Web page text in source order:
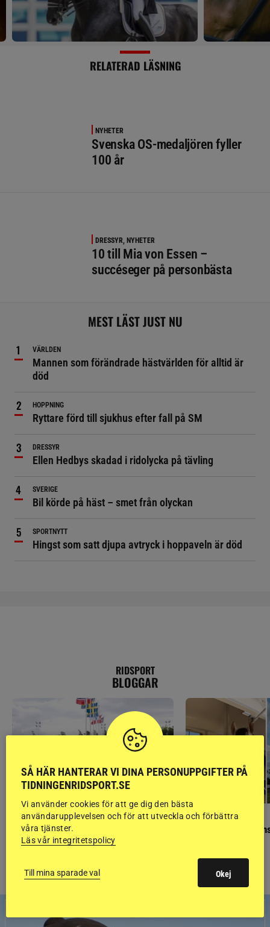
RELATERAD LÄSNING
NYHETER
Svenska OS-medaljören fyller
100 år
DRESSYR, NYHETER
10 till Mia von Essen –
succéseger på personbästa
MEST LÄST JUST NU
VÄRLDEN
Mannen som förändrade hästvärlden för alltid är
död
HOPPNING
Ryttare förd till sjukhus efter fall på SM
DRESSYR
Ellen Hedbys skadad i ridolycka på tävling
SVERIGE
Bil körde på häst – smet från olyckan
SPORTNYTT
Hingst som satt djupa avtryck i hoppaveln är död
RIDSPORT
BLOGGAR
GÄSTBLOGGEN
Finaldag med jubileumsutställning
GÄSTBLOGGEN
Så gick det på
SÅ HÄR HANTERAR VI DINA PERSONUPPGIFTER PÅ
TIDNINGENRIDSPORT.SE
Vi använder cookies för att ge dig den bästa
användarupplevelsen och för att utveckla och förbättra
våra tjänster.
Läs vår integritetspolicy
Till mina sparade val Okej